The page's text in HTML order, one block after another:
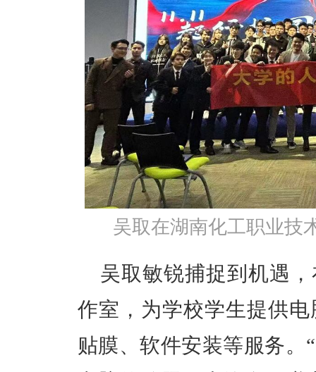
吴取在湖南化工职业技
吴取敏锐捕捉到机遇
作室，为学校学生提供
贴膜、软件安装等服务。